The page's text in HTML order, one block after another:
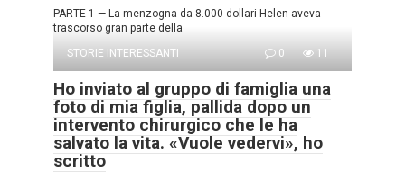
PARTE 1 — La menzogna da 8.000 dollari Helen aveva
trascorso gran parte della
STORIE INTERESSANTI
0 11
Ho inviato al gruppo di famiglia una
foto di mia figlia, pallida dopo un
intervento chirurgico che le ha
salvato la vita. «Vuole vedervi», ho
scritto